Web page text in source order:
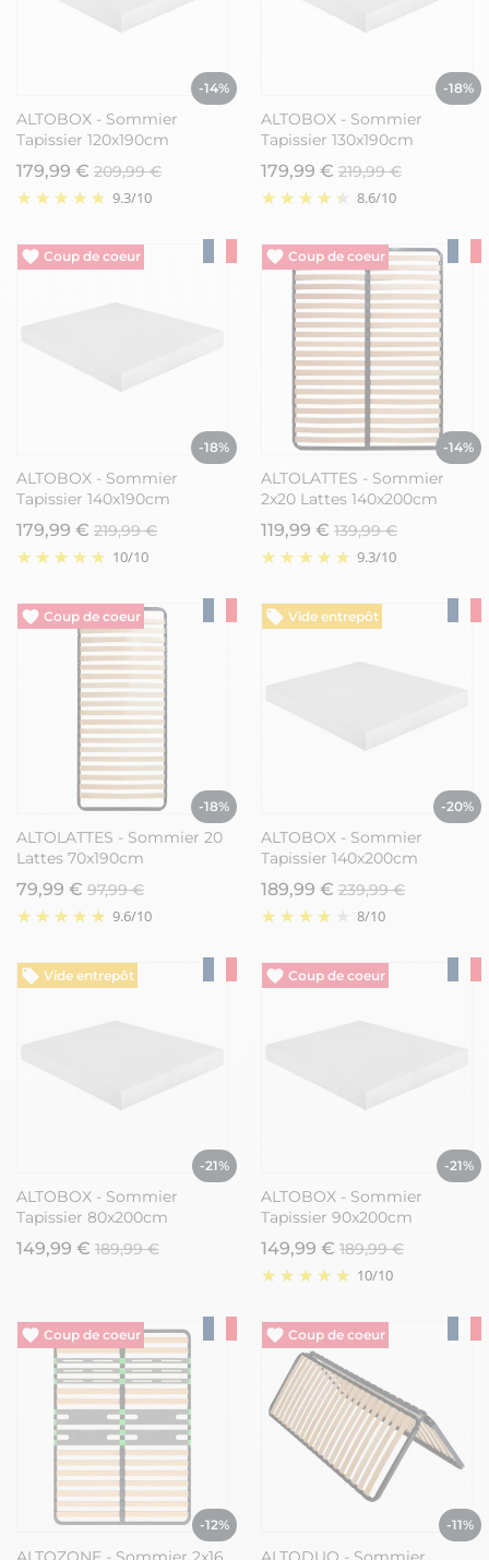
-14%
ALTOBOX - Sommier
Tapissier 120x190cm
179,99 € 209,99 €
9.3/10
-18%
ALTOBOX - Sommier
Tapissier 130x190cm
179,99 € 219,99 €
8.6/10
Vide entrepôt
-18%
ALTOBOX - Sommier
Tapissier 140x190cm
179,99 € 219,99 €
10/10
Vide entrepôt
-14%
ALTOLATTES - Sommier
2x20 Lattes 140x200cm
119,99 € 139,99 €
9.3/10
Vide entrepôt
-18%
ALTOLATTES - Sommier 20
Lattes 70x190cm
79,99 € 97,99 €
9.6/10
Vide entrepôt
-20%
ALTOBOX - Sommier
Tapissier 140x200cm
189,99 € 239,99 €
8/10
Vide entrepôt
-21%
ALTOBOX - Sommier
Tapissier 80x200cm
149,99 € 189,99 €
Vide entrepôt
-21%
ALTOBOX - Sommier
Tapissier 90x200cm
149,99 € 189,99 €
10/10
Vide entrepôt
-12%
Vide entrepôt
-11%